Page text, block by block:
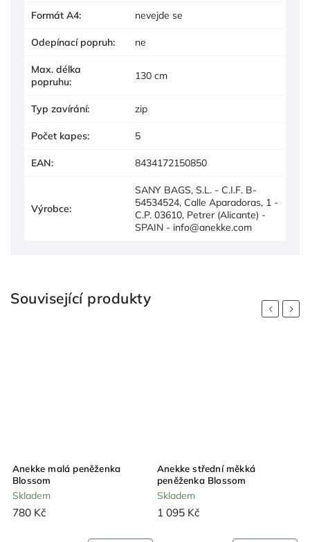
Formát A4: nevejde se
Odepínací popruh: ne
Max. délka
popruhu: 130 cm
Typ zavírání: zip
Počet kapes: 5
EAN: 8434172150850
Výrobce:
SANY BAGS, S.L. - C.I.F. B-
54534524, Calle Aparadoras, 1 -
C.P. 03610, Petrer (Alicante) -
SPAIN - info@anekke.com
Související produkty
Previous
Anekke malá peněženka
Blossom
Skladem
780 Kč
Anekke střední měkká
peněženka Blossom
Skladem
1 095 Kč
Next